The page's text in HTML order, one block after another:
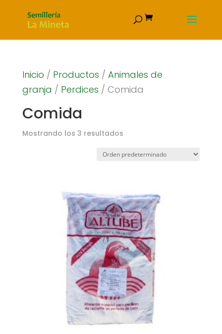
Inicio / Productos / Animales de
granja / Perdices / Comida
Comida
Mostrando los 3 resultados